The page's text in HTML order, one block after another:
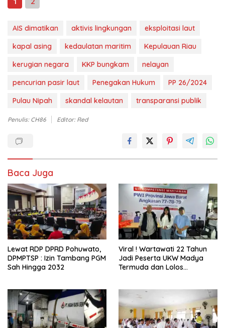
AIS dimatikan aktivis lingkungan
eksploitasi laut
kapal asing
kedaulatan maritim
Kepulauan Riau
kerugian negara
KKP bungkam
nelayan
pencurian pasir laut
Penegakan Hukum
PP 26/2024
Pulau Nipah
skandal kelautan transparansi publik
Penulis: CH86 Editor: Red
Baca Juga
Lewat RDP DPRD Pohuwato,
DPMPTSP : Izin Tambang PGM
Sah Hingga 2032
Viral ! Wartawati 22 Tahun
Jadi Peserta UKW Madya
Termuda dan Lolos